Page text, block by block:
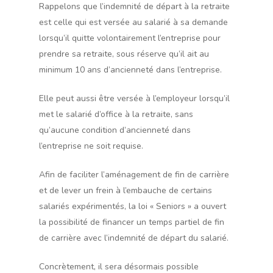
Rappelons que l’indemnité de départ à la retraite
est celle qui est versée au salarié à sa demande
lorsqu’il quitte volontairement l’entreprise pour
prendre sa retraite, sous réserve qu’il ait au
minimum 10 ans d’ancienneté dans l’entreprise.
Elle peut aussi être versée à l’employeur lorsqu’il
met le salarié d’office à la retraite, sans
qu’aucune condition d’ancienneté dans
l’entreprise ne soit requise.
Afin de faciliter l’aménagement de fin de carrière
et de lever un frein à l’embauche de certains
salariés expérimentés, la loi « Seniors » a ouvert
la possibilité de financer un temps partiel de fin
de carrière avec l’indemnité de départ du salarié.
Concrètement, il sera désormais possible